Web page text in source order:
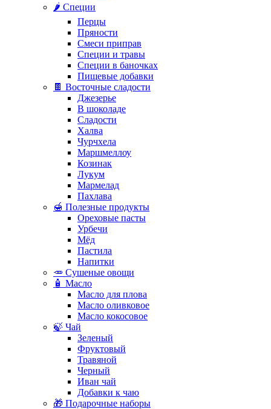
🌶️ Специи
Перцы
Пряности
Смеси приправ
Специи и травы
Специи в баночках
Пищевые добавки
🍫 Восточные сладости
Джезерье
В шоколаде
Сладости
Халва
Чурчхела
Маршмеллоу
Козинак
Лукум
Мармелад
Пахлава
🍯 Полезные продукты
Ореховые пасты
Урбечи
Мёд
Пастила
Напитки
🥕 Сушеные овощи
🧴 Масло
Масло для плова
Масло оливковое
Масло кокосовое
🍃 Чай
Зеленый
Фруктовый
Травяной
Черный
Иван чай
Добавки к чаю
🎁 Подарочные наборы